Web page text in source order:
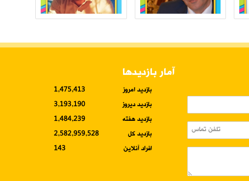
آمار بازدیدها
بازدید امروز
1,475,413
بازدید دیروز
3,193,190
بازدید هفته
1,484,239
بازدید کل
2,582,959,528
افراد آنلاین
143